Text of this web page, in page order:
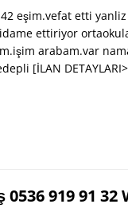
eşim.vefat etti
ettiriyor
arabam.var
[İLAN
0536 919 91 32